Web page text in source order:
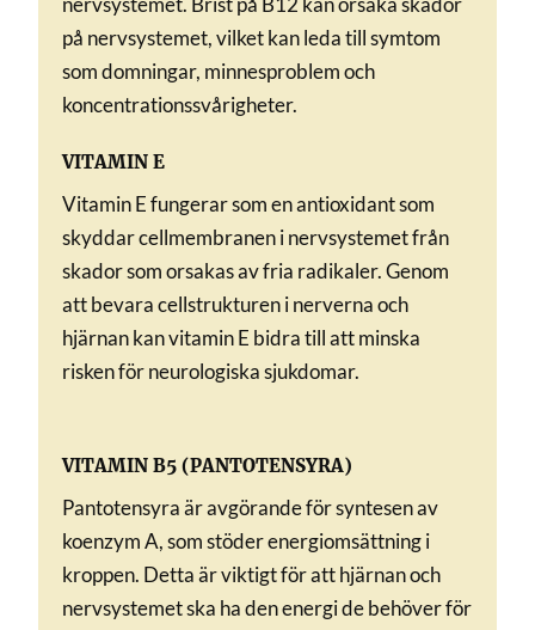
på nervsystemet, vilket kan leda till symtom
som domningar, minnesproblem och
koncentrationssvårigheter.
VITAMIN E
Vitamin E fungerar som en antioxidant som
skyddar cellmembranen i nervsystemet från
skador som orsakas av fria radikaler. Genom
att bevara cellstrukturen i nerverna och
hjärnan kan vitamin E bidra till att minska
risken för neurologiska sjukdomar.
VITAMIN B5 (PANTOTENSYRA)
Pantotensyra är avgörande för syntesen av
koenzym A, som stöder energiomsättning i
kroppen. Detta är viktigt för att hjärnan och
nervsystemet ska ha den energi de behöver för